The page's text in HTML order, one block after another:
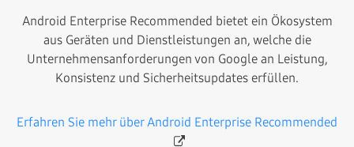
Android Enterprise Recommended bietet ein Ökosystem
aus Geräten und Dienstleistungen an, welche die
Unternehmensanforderungen von Google an Leistung,
Konsistenz und Sicherheitsupdates erfüllen.
Erfahren Sie mehr über Android Enterprise Recommended